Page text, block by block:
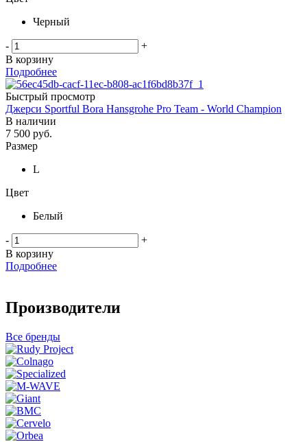
Черный
-
+
В корзину
Подробнее
Быстрый просмотр
Джерси Sportful Bora Hansgrohe Pro Team - World Champion
В наличии
7 500 руб.
Размер
L
Цвет
Белый
-
+
В корзину
Подробнее
Производители
Все бренды